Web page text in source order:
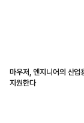
마우저, 엔지니어의 산업
지원한다